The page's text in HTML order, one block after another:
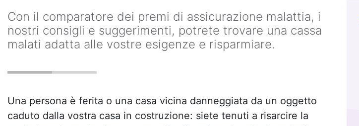
Con il comparatore dei premi di assicurazione malattia, i
nostri consigli e suggerimenti, potrete trovare una cassa
malati adatta alle vostre esigenze e risparmiare.
Una persona è ferita o una casa vicina danneggiata da un oggetto
caduto dalla vostra casa in costruzione: siete tenuti a risarcire la